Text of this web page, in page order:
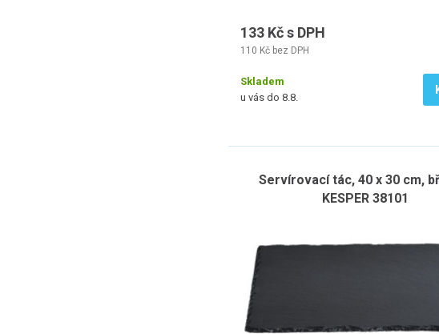
133 Kč s DPH
110 Kč bez DPH
Skladem
u vás do 8.8.
Servírovací tác, 40 x 30 cm,
KESPER 38101